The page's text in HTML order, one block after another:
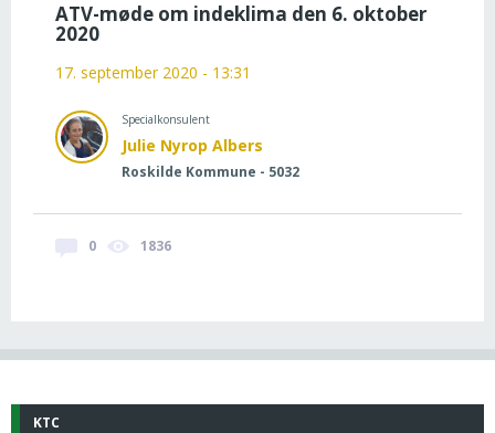
ATV-møde om indeklima den 6. oktober
2020
17. september 2020 - 13:31
Specialkonsulent
Julie Nyrop Albers
Roskilde Kommune - 5032
0 1836
KTC